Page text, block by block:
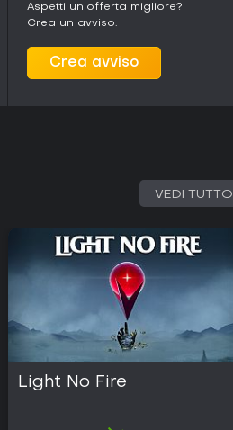
Aspetti un'offerta migliore?
Crea un avviso.
Crea avviso
VEDI TUTTO
Light No Fire